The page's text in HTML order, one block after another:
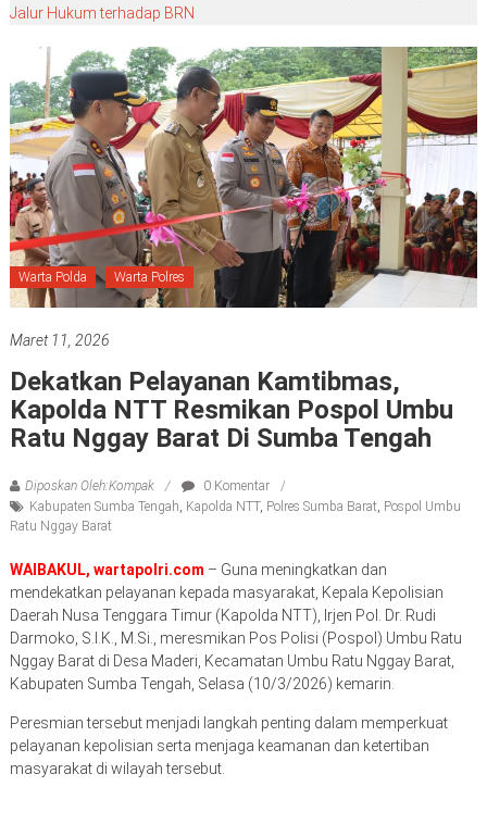
Jalur Hukum terhadap BRN
Warta Polda Warta Polres
Maret 11, 2026
Dekatkan Pelayanan Kamtibmas,
Kapolda NTT Resmikan Pospol Umbu
Ratu Nggay Barat Di Sumba Tengah
Diposkan Oleh:Kompak
0 Komentar
Kabupaten Sumba Tengah, Kapolda NTT, Polres Sumba Barat, Pospol Umbu
Ratu Nggay Barat
WAIBAKUL, wartapolri.com – Guna meningkatkan dan
mendekatkan pelayanan kepada masyarakat, Kepala Kepolisian
Daerah Nusa Tenggara Timur (Kapolda NTT), Irjen Pol. Dr. Rudi
Darmoko, S.I.K., M.Si., meresmikan Pos Polisi (Pospol) Umbu Ratu
Nggay Barat di Desa Maderi, Kecamatan Umbu Ratu Nggay Barat,
Kabupaten Sumba Tengah, Selasa (10/3/2026) kemarin.
Peresmian tersebut menjadi langkah penting dalam memperkuat
pelayanan kepolisian serta menjaga keamanan dan ketertiban
masyarakat di wilayah tersebut.